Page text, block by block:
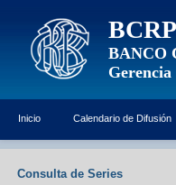
BANCO
Inicio Calendario de Difusión
Consulta de Series